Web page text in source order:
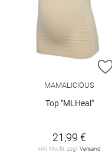
MAMALICIOUS
Top "MLHeal"
21,99 €
inkl. MwSt. zzgl. Versand